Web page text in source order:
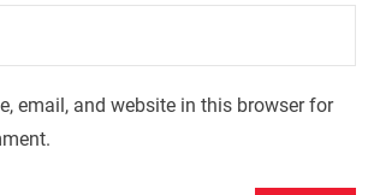
email, and website in this browser for